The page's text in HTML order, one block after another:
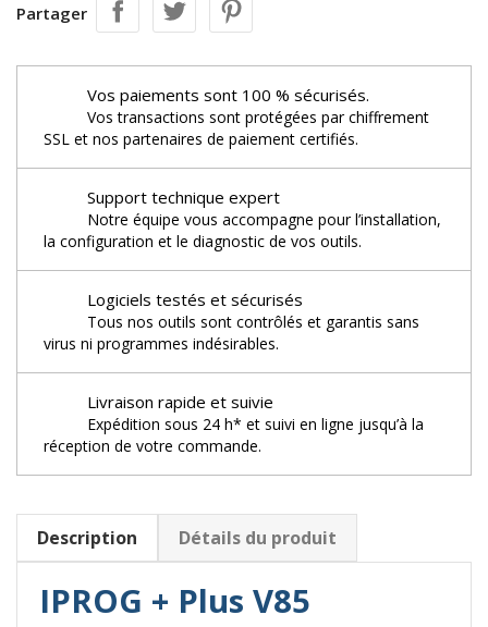
Partager
Vos paiements sont 100 % sécurisés.
Vos transactions sont protégées par chiffrement
SSL et nos partenaires de paiement certifiés.
Support technique expert
Notre équipe vous accompagne pour l’installation,
la configuration et le diagnostic de vos outils.
Logiciels testés et sécurisés
Tous nos outils sont contrôlés et garantis sans
virus ni programmes indésirables.
Livraison rapide et suivie
Expédition sous 24 h* et suivi en ligne jusqu’à la
réception de votre commande.
Description Détails du produit
IPROG + Plus V85